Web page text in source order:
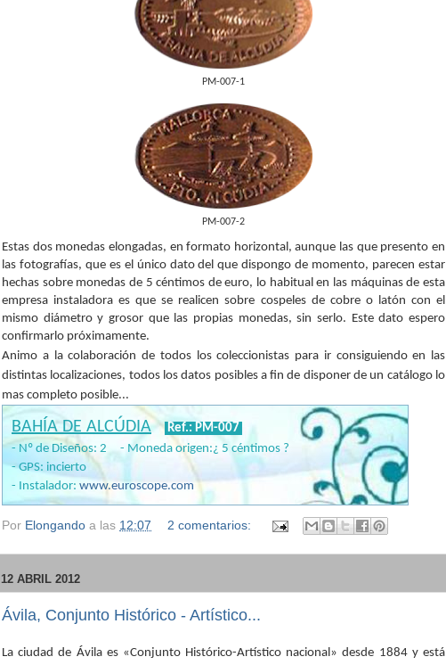
PM-007-1
PM-007-2
Estas dos monedas elongadas, en formato horizontal, aunque las que presento en
las fotografías, que es el único dato del que dispongo de momento, parecen estar
hechas sobre monedas de 5 céntimos de euro, lo habitual en las máquinas de esta
empresa instaladora es que se realicen sobre cospeles de cobre o latón con el
mismo diámetro y grosor que las propias monedas, sin serlo. Este dato espero
confirmarlo próximamente.
Animo a la colaboración de todos los coleccionistas para ir consiguiendo en las
distintas localizaciones, todos los datos posibles a fin de disponer de un catálogo lo
mas completo posible...
BAHÍA DE ALCÚDIA
Ref.: PM-007
- Nº de Diseños: 2 - Moneda origen:¿ 5 céntimos ?
- GPS: incierto
- Instalador: www.euroscope.com
Por Elongando a las 12:07 2 comentarios:
12 ABRIL 2012
Ávila, Conjunto Histórico - Artístico...
La ciudad de Ávila es «Conjunto Histórico-Artístico nacional» desde 1884 y está